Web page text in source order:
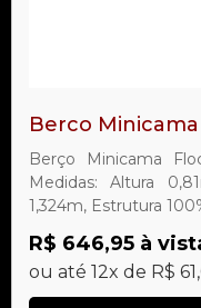
Berco
Berço Minicama
Medidas: Altura
1,324m, Estrutura
R$ 646,95 à
ou até 12x de R$